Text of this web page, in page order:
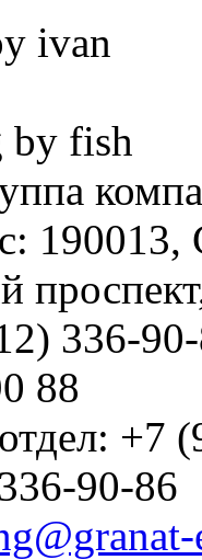
ivan
by fish
190013,
336-
88
+7
90-86